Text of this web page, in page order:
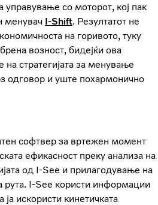
управување со моторот, кој пак
менувач I-Shift. Резултатот не
на горивото, туку
возност, бидејќи ова
стратегијата за менување
одговор и уште похармонично
софтвер за вртежен момент
ефикасност преку анализа на
од I-See и прилагодување на
рута. I-See користи информации
ја искористи кинетичката